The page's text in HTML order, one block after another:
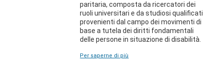
paritaria, composta da ricercatori dei
ruoli universitari e da studiosi qualificati
provenienti dal campo dei movimenti di
base a tutela dei diritti fondamentali
delle persone in situazione di disabilità.
Per saperne di più